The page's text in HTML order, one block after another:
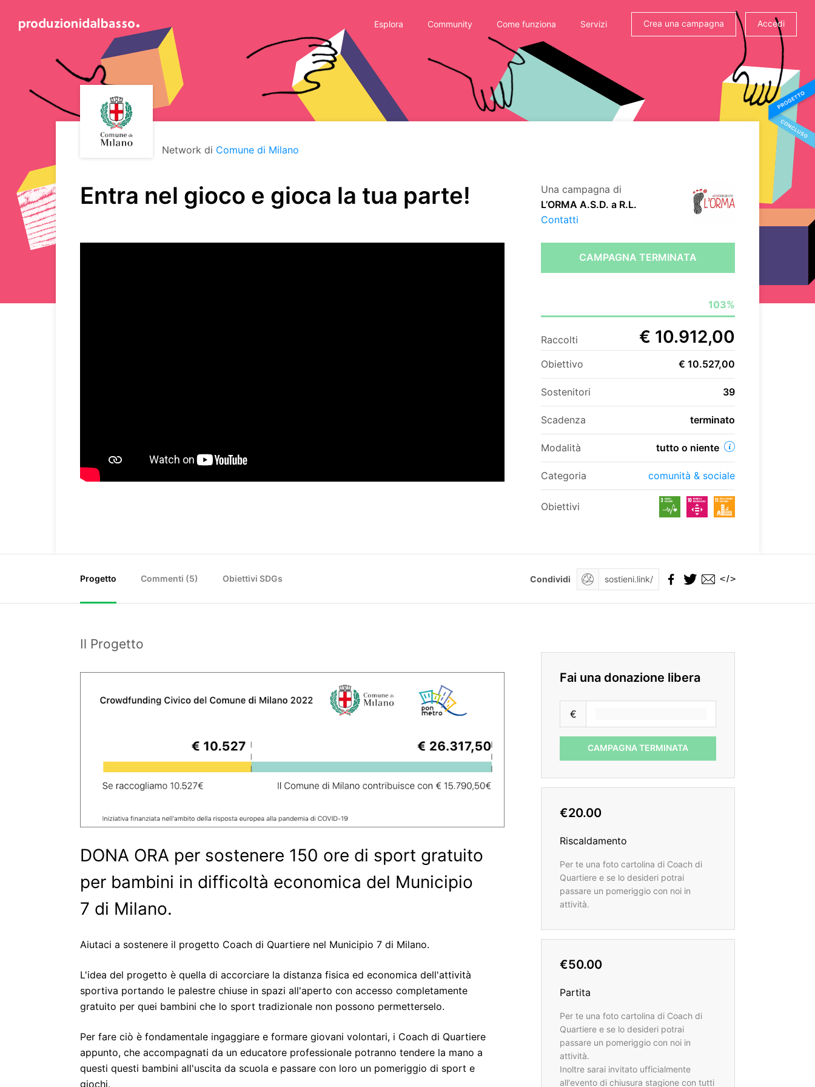
Esplora Community Come funziona Servizi Crea una campagna Accedi
Network di Comune di Milano
Entra nel gioco e gioca la tua parte!
Una campagna di
L’ORMA A.S.D. a R.L.
Contatti
CAMPAGNA TERMINATA
103%
Raccolti € 10.912,00
Obiettivo € 10.527,00
Sostenitori 39
Scadenza terminato
Modalità tutto o niente
Categoria comunità & sociale
Obiettivi
Progetto Commenti (5) Obiettivi SDGs Condividi </>
Il Progetto
DONA ORA per sostenere 150 ore di sport gratuito
per bambini in difficoltà economica del Municipio
7 di Milano.
Aiutaci a sostenere il progetto Coach di Quartiere nel Municipio 7 di Milano.
L'idea del progetto è quella di accorciare la distanza fisica ed economica dell'attività
sportiva portando le palestre chiuse in spazi all'aperto con accesso completamente
gratuito per quei bambini che lo sport tradizionale non possono permetterselo.
Per fare ciò è fondamentale ingaggiare e formare giovani volontari, i Coach di Quartiere
appunto, che accompagnati da un educatore professionale potranno tendere la mano a
questi questi bambini all'uscita da scuola e passare con loro un pomeriggio di sport e
giochi.
Fai una donazione libera
€
CAMPAGNA TERMINATA
€20.00
Riscaldamento
Per te una foto cartolina di Coach di
Quartiere e se lo desideri potrai
passare un pomeriggio con noi in
attività.
€50.00
Partita
Per te una foto cartolina di Coach di
Quartiere e se lo desideri potrai
passare un pomeriggio con noi in
attività.
Inoltre sarai invitato ufficialmente
all'evento di chiusura stagione con tutti